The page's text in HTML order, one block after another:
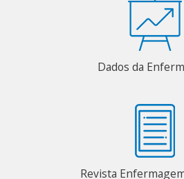
Dados da
Revista